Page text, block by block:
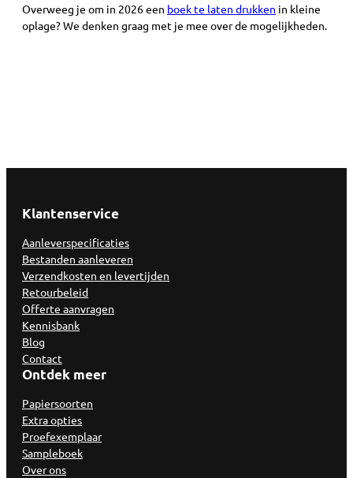
Overweeg je om in 2026 een boek te laten drukken in kleine
oplage? We denken graag met je mee over de mogelijkheden.
Klantenservice
Aanleverspecificaties
Bestanden aanleveren
Verzendkosten en levertijden
Retourbeleid
Offerte aanvragen
Kennisbank
Blog
Contact
Ontdek meer
Papiersoorten
Extra opties
Proefexemplaar
Sampleboek
Over ons